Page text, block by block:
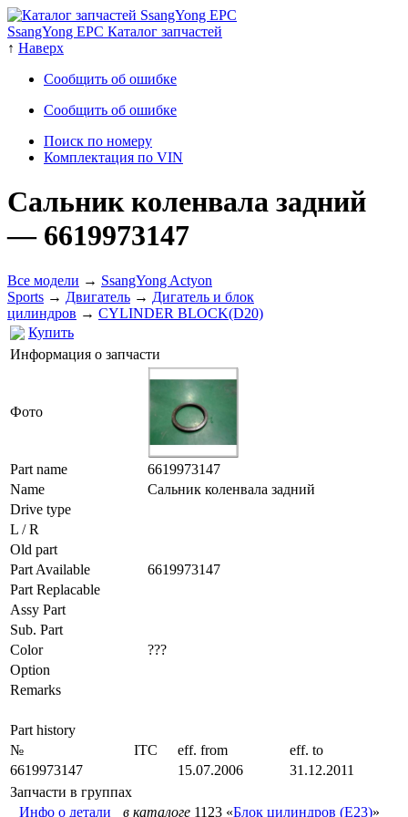
SsangYong EPC Каталог запчастей
↑ Наверх
Сообщить об ошибке
Сообщить об ошибке
Поиск по номеру
Комплектация по VIN
Сальник коленвала задний
— 6619973147
Все модели → SsangYong Actyon
Sports → Двигатель → Дигатель и блок
цилиндров → CYLINDER BLOCK(D20)
Купить
Информация о запчасти
Фото
Part name
6619973147
Name
Сальник коленвала задний
Drive type
L / R
Old part
Part Available
6619973147
Part Replacable
Assy Part
Sub. Part
Color
???
Option
Remarks
Part history
№
ITC eff. from
eff. to
6619973147
15.07.2006
31.12.2011
Запчасти в группах
Инфо о детали
в каталоге 1123 «Блок цилиндров (E23)»